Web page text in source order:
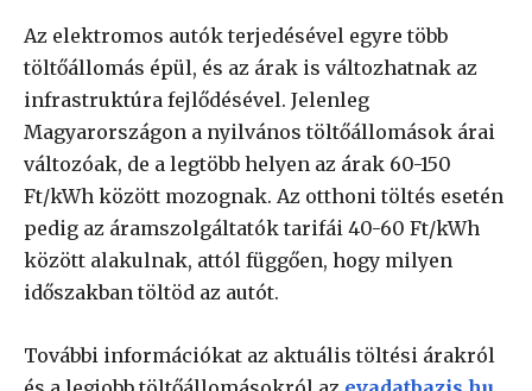
Az elektromos autók terjedésével egyre több
töltőállomás épül, és az árak is változhatnak az
infrastruktúra fejlődésével. Jelenleg
Magyarországon a nyilvános töltőállomások árai
változóak, de a legtöbb helyen az árak 60-150
Ft/kWh között mozognak. Az otthoni töltés esetén
pedig az áramszolgáltatók tarifái 40-60 Ft/kWh
között alakulnak, attól függően, hogy milyen
időszakban töltöd az autót.
További információkat az aktuális töltési árakról